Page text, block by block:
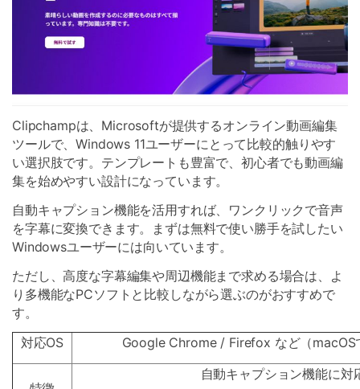
Clipchampは、Microsoftが提供するオンライン動画編集
ツールで、Windows 11ユーザーにとって比較的触りやす
い選択肢です。テンプレートも豊富で、初心者でも動画編
集を始めやすい設計になっています。
自動キャプション機能を活用すれば、ワンクリックで音声
を字幕に変換できます。まずは無料で使い勝手を試したい
Windowsユーザーには向いています。
ただし、高度な字幕編集や周辺機能まで求める場合は、よ
り多機能なPCソフトと比較しながら選ぶのがおすすめで
す。
対応OS
Google Chrome / Firefox など（macOS
自動キャプション機能に対